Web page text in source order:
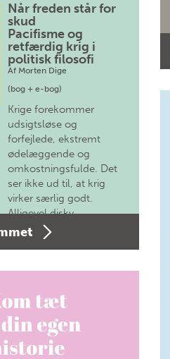
Når freden står for
skud
Pacifisme og
retfærdig krig i
politisk filosofi
Af Morten Dige
(bog + e-bog)
Krige forekommer
udsigtsløse og
forfejlede, ekstremt
ødelæggende og
omkostningsfulde. Det
ser ikke ud til, at krig
virker særlig godt.
Alligevel diskv…